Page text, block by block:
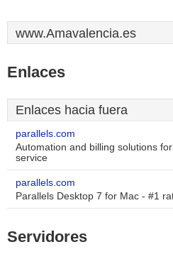
www.Amavalencia.es
Enlaces
Enlaces hacia fuera
parallels.com
Automation and billing solutions
service
parallels.com
Parallels Desktop 7 for Mac - #1
Servidores